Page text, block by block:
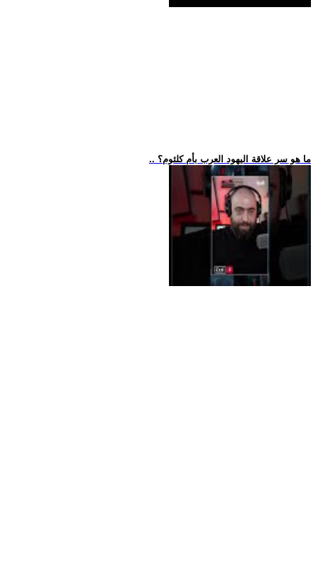
.. ما هو سر علاقة اليهود العرب بأم كلثوم؟